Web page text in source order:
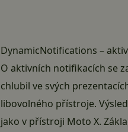
DynamicNotifications –
O aktivních notifikacích se
chlubil ve svých
libovolného přístroje.
jako v přístroji Moto X.